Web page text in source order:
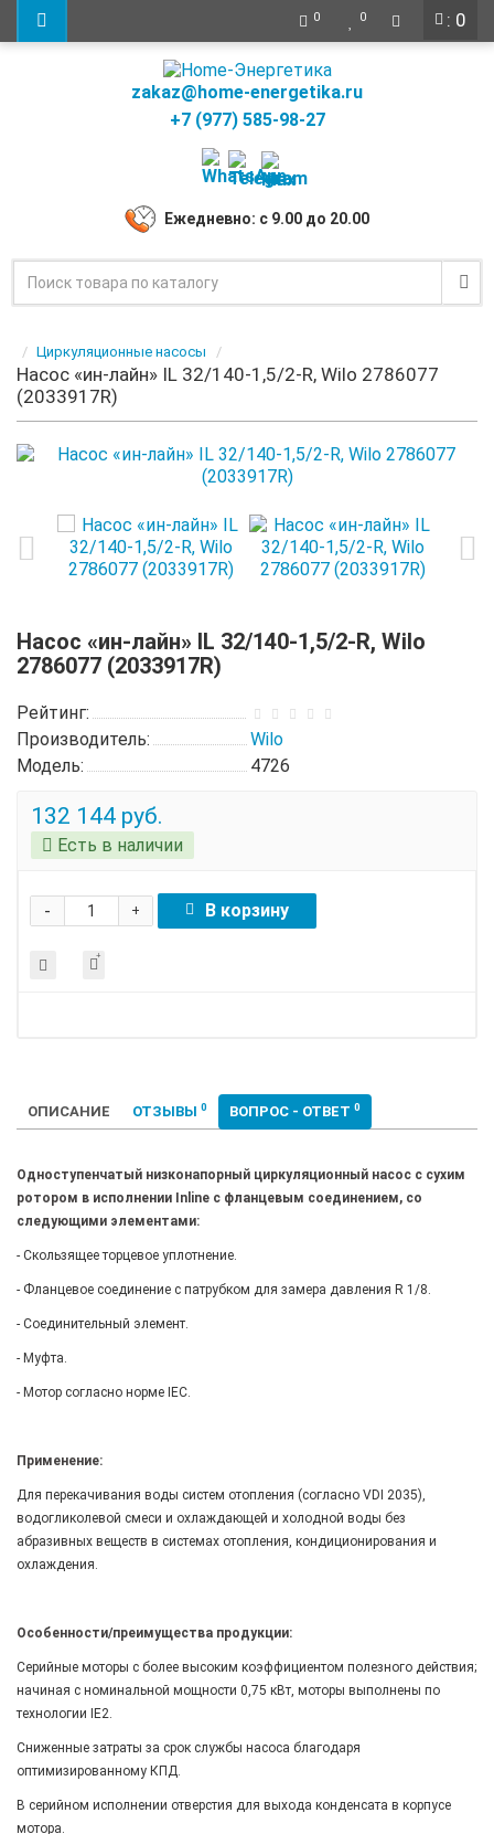
: 0
0 0
zakaz@home-energetika.ru
+7 (977) 585-98-27
Ежедневно: с 9.00 до 20.00
Циркуляционные насосы
Насос «ин-лайн» IL 32/140-1,5/2-R, Wilo 2786077
(2033917R)
Насос «ин-лайн» IL 32/140-1,5/2-R, Wilo
2786077 (2033917R)
Рейтинг:
Производитель:
Wilo
Модель:
4726
132 144 руб.
Есть в наличии
+
- В корзину
ОПИСАНИЕ ОТЗЫВЫ 0 ВОПРОС - ОТВЕТ 0
Одноступенчатый низконапорный циркуляционный насос с сухим
ротором в исполнении Inline с фланцевым соединением, со
следующими элементами:
- Скользящее торцевое уплотнение.
- Фланцевое соединение с патрубком для замера давления R 1/8.
- Соединительный элемент.
- Муфта.
- Мотор согласно норме IEC.
Применение:
Для перекачивания воды систем отопления (согласно VDI 2035),
водогликолевой смеси и охлаждающей и холодной воды без
абразивных веществ в системах отопления, кондиционирования и
охлаждения.
Особенности/преимущества продукции:
Серийные моторы с более высоким коэффициентом полезного действия;
начиная с номинальной мощности 0,75 кВт, моторы выполнены по
технологии IE2.
Сниженные затраты за срок службы насоса благодаря
оптимизированному КПД.
В серийном исполнении отверстия для выхода конденсата в корпусе
мотора.